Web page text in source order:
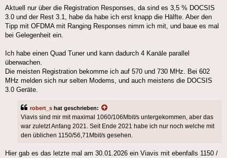
Aktuell nur über die Registration Responses, da sind es 3,5 % DOCSIS
3.0 und der Rest 3.1, habe da habe ich erst knapp die Hälfte. Aber den
Tipp mit OFDMA mit Ranging Responses nimm ich mit, und baue es mal
bei Gelegenheit ein.
Ich habe einen Quad Tuner und kann dadurch 4 Kanäle parallel
überwachen.
Die meisten Registration bekomme ich auf 570 und 730 MHz. Bei 602
MHz melden sich nur selten Modems, und auch meistens die DOCSIS
3.0 Geräte.
robert_s hat geschrieben:
Viavis sind mir mit maximal 1060/106Mbit/s untergekommen, aber das
war zuletzt Anfang 2021. Seit Ende 2021 habe ich nur noch welche mit
den üblichen 1150/56,71Mbit/s gesehen.
Hier gab es das letzte mal am 30.01.2026 ein Viavis mit ebenfalls 1150 /